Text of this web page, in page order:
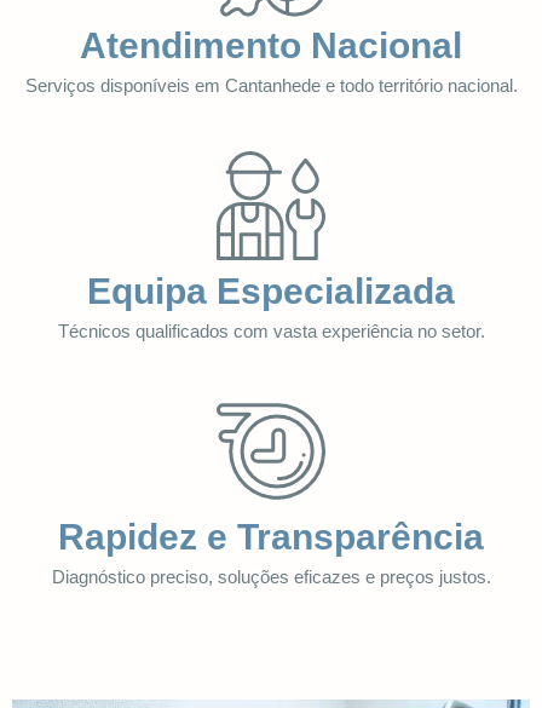
Atendimento Nacional
Serviços disponíveis em Cantanhede e todo território nacional.
Equipa Especializada
Técnicos qualificados com vasta experiência no setor.
Rapidez e Transparência
Diagnóstico preciso, soluções eficazes e preços justos.